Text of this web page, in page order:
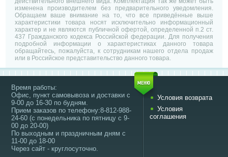
изменена производителем без предварительного уведомления.
Обращаем ваше внимание на то, что все приведённые выше
характеристики товара носят исключительно информационный
характер и не являются публичной офертой, определенной п.2 ст.
437 Гражданского кодекса Российской федерации. Для получения
подробной информации о характеристиках данного товара
обращайтесь, пожалуйста, к сотрудникам нашего отдела продаж
или в Российское представительство данного товара.
Время работы:
Офис, пункт самовывоза и доставки с
9-00 до 16-30 по будням.
Прием заказов по телефону:8-812-988-
24-60 (с понедельника по пятницу с 9-
00 до 20-00)
По выходным и праздничным дням с
11-00 до 18-00
Через сайт - круглосуточно.
Условия возврата
Условия
соглашения